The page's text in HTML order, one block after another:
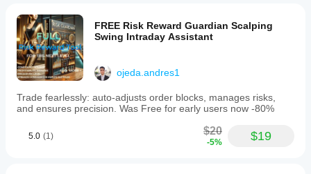
FREE Risk Reward Guardian Scalping
Swing Intraday Assistant
ojeda.andres1
Trade fearlessly: auto-adjusts order blocks, manages risks,
and ensures precision. Was Free for early users now -80%
5.0 (1) $20
-5% $19